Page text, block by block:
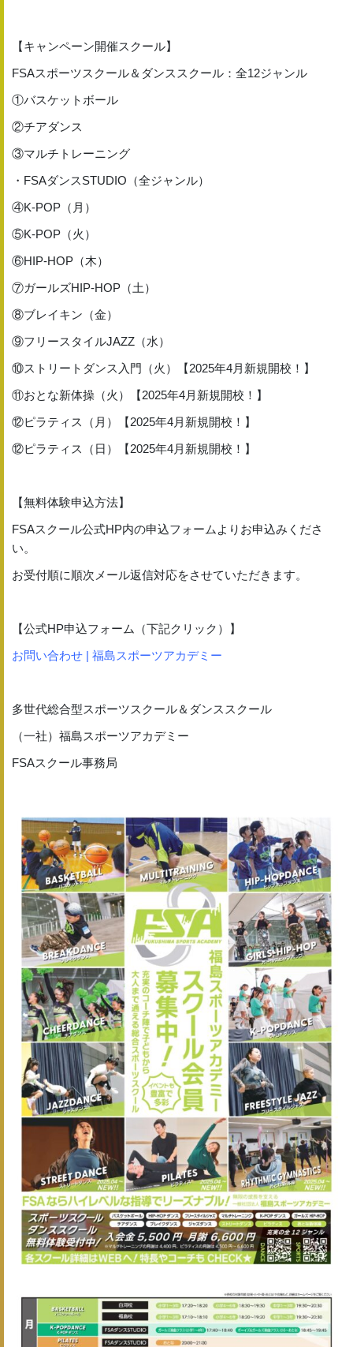
【キャンペーン開催スクール】
FSAスポーツスクール＆ダンススクール：全12ジャンル
①バスケットボール
②チアダンス
③マルチトレーニング
・FSAダンスSTUDIO（全ジャンル）
④K-POP（月）
⑤K-POP（火）
⑥HIP-HOP（木）
⑦ガールズHIP-HOP（土）
⑧ブレイキン（金）
⑨フリースタイルJAZZ（水）
⑩ストリートダンス入門（火）【2025年4月新規開校！】
⑪おとな新体操（火）【2025年4月新規開校！】
⑫ピラティス（月）【2025年4月新規開校！】
⑫ピラティス（日）【2025年4月新規開校！】
【無料体験申込方法】
FSAスクール公式HP内の申込フォームよりお申込みくださ
い。
お受付順に順次メール返信対応をさせていただきます。
【公式HP申込フォーム（下記クリック）】
お問い合わせ | 福島スポーツアカデミー
多世代総合型スポーツスクール＆ダンススクール
（一社）福島スポーツアカデミー
FSAスクール事務局